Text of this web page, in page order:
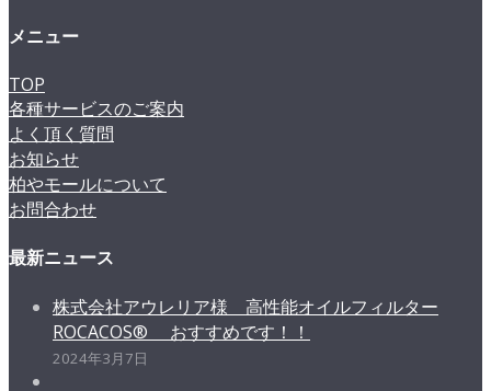
メニュー
TOP
各種サービスのご案内
よく頂く質問
お知らせ
柏やモールについて
お問合わせ
最新ニュース
株式会社アウレリア様 高性能オイルフィルター
ROCACOS® おすすめです！！
2024年3月7日